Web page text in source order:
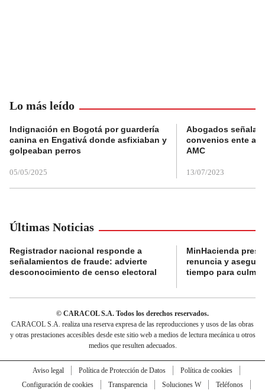
Lo más leído
Indignación en Bogotá por guardería
canina en Engativá donde asfixiaban y
golpeaban perros
05/05/2025
Abogados
convenios ente
AMC
13/07/2023
Últimas Noticias
Registrador nacional responde a
señalamientos de fraude: advierte
desconocimiento de censo electoral
MinHacienda
renuncia y
tiempo para
© CARACOL S.A. Todos los derechos reservados.
CARACOL S.A. realiza una reserva expresa de las reproducciones y usos de las obras
y otras prestaciones accesibles desde este sitio web a medios de lectura mecánica u otros
medios que resulten adecuados.
Aviso legal Política de Protección de Datos
Política de cookies
Configuración de cookies
Transparencia Soluciones W
Teléfonos